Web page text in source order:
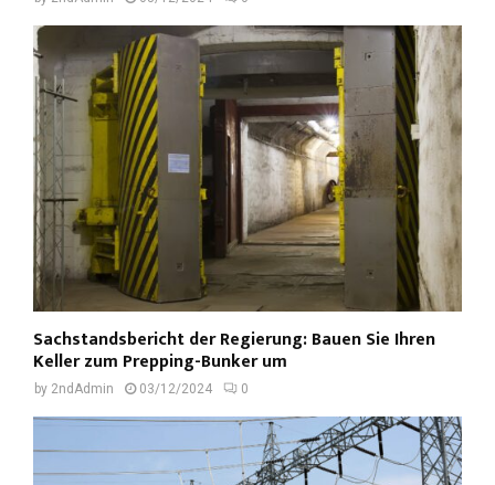
Sachstandsbericht der Regierung: Bauen Sie Ihren
Keller zum Prepping-Bunker um
by 2ndAdmin 03/12/2024 0